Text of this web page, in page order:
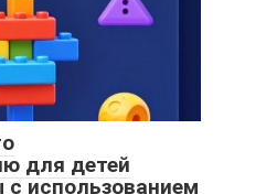
для детей
использованием